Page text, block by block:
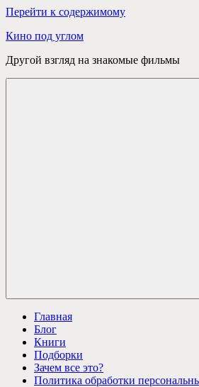
Перейти к содержимому
Кино под углом
Другой взгляд на знакомые фильмы
Главная
Блог
Книги
Подборки
Зачем все это?
Политика обработки